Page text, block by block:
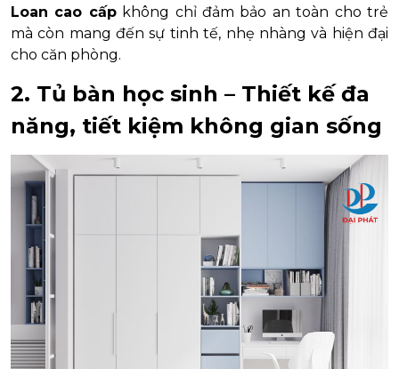
Loan cao cấpkhông chỉ đảm bảo an toàn cho trẻ
mà còn mang đến sự tinh tế, nhẹ nhàng và hiện đại
cho căn phòng.
2. Tủ bàn học sinh – Thiết kế đa
năng, tiết kiệm không gian sống